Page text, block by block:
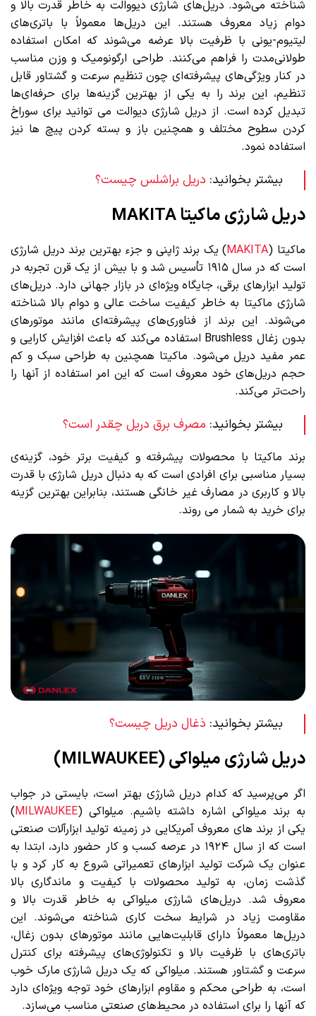
شناخته می‌شود. دریل‌های شارژی دیووالت به خاطر قدرت بالا و
دوام زیاد معروف هستند. این دریل‌ها معمولاً با باتری‌های
لیتیوم-یونی با ظرفیت بالا عرضه می‌شوند که امکان استفاده
طولانی‌مدت را فراهم می‌کنند. طراحی ارگونومیک و وزن مناسب
در کنار ویژگی‌های پیشرفته‌ای چون تنظیم سرعت و گشتاور قابل
تنظیم، این برند را به یکی از بهترین گزینه‌ها برای حرفه‌ای‌ها
تبدیل کرده است. از دریل شارژی دیوالت می توانید برای سوراخ
کردن سطوح مختلف و همچنین باز و بسته کردن پیچ ها نیز
استفاده نمود.
بیشتر بخوانید: دریل براشلس چیست؟
دریل شارژی ماکیتا MAKITA
ماکیتا (MAKITA) یک برند ژاپنی و جزء بهترین برند دریل شارژی
است که در سال ۱۹۱۵ تأسیس شد و با بیش از یک قرن تجربه در
تولید ابزارهای برقی، جایگاه ویژه‌ای در بازار جهانی دارد. دریل‌های
شارژی ماکیتا به خاطر کیفیت ساخت عالی و دوام بالا شناخته
می‌شوند. این برند از فناوری‌های پیشرفته‌ای مانند موتورهای
بدون زغال Brushless استفاده می‌کند که باعث افزایش کارایی و
عمر مفید دریل می‌شود. ماکیتا همچنین به طراحی سبک و کم
حجم دریل‌های خود معروف است که این امر استفاده از آنها را
راحت‌تر می‌کند.
بیشتر بخوانید: مصرف برق دریل چقدر است؟
برند ماکیتا با محصولات پیشرفته و کیفیت برتر خود، گزینه‌ی
بسیار مناسبی برای افرادی است که به دنبال دریل شارژی با قدرت
بالا و کاربری در مصارف غیر خانگی هستند، بنابراین بهترین گزینه
برای خرید به شمار می روند.
بیشتر بخوانید: ذغال دریل چیست؟
دریل شارژی میلواکی (MILWAUKEE)
اگر می‌پرسید که کدام دریل شارژی بهتر است، بایستی در جواب
به برند میلواکی اشاره داشته باشیم. میلواکی (MILWAUKEE
)
یکی از برند های معروف آمریکایی در زمینه تولید ابزارآلات صنعتی
است که از سال ۱۹۲۴ در عرصه کسب و کار حضور دارد، ابتدا به
عنوان یک شرکت تولید ابزارهای تعمیراتی شروع به کار کرد و با
گذشت زمان، به تولید محصولات با کیفیت و ماندگاری بالا
معروف شد. دریل‌های شارژی میلواکی به خاطر قدرت بالا و
مقاومت زیاد در شرایط سخت کاری شناخته می‌شوند. این
دریل‌ها معمولاً دارای قابلیت‌هایی مانند موتورهای بدون زغال،
باتری‌های با ظرفیت بالا و تکنولوژی‌های پیشرفته برای کنترل
سرعت و گشتاور هستند. میلواکی که یک دریل شارژی مارک خوب
است، به طراحی محکم و مقاوم ابزارهای خود توجه ویژه‌ای دارد
که آنها را برای استفاده در محیط‌های صنعتی مناسب می‌سازد.